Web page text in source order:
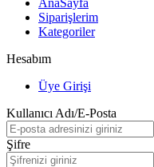
AnaSayfa
Siparişlerim
Kategoriler
Hesabım
Üye Girişi
Kullanıcı Adı/E-Posta
Şifre